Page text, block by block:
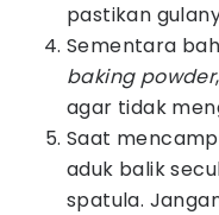
pastikan
Sementara
baking powder
agar tidak
Saat
aduk balik
spatula.